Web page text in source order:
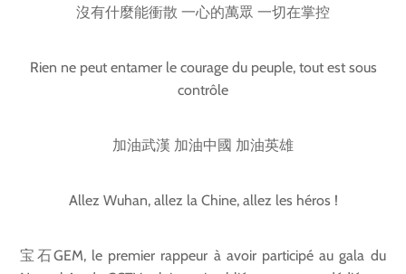
沒有什麼能衝散 一心的萬眾 一切在掌控
Rien ne peut entamer le courage du peuple, tout est sous
contrôle
加油武漢 加油中國 加油英雄
Allez Wuhan, allez la Chine, allez les héros !
宝石GEM, le premier rappeur à avoir participé au gala du